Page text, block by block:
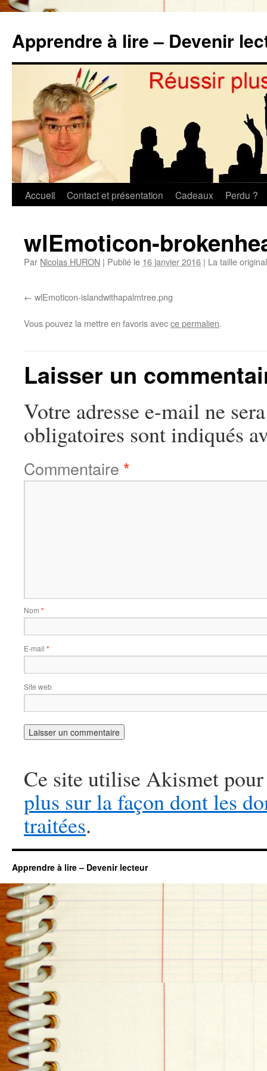
contenu
Apprendre à lire – Devenir
Accueil Contact et présentation Cadeaux Perdu ?
wlEmoticon-
Par Nicolas HURON | Publié le 16 janvier 2016 | La taille
wlEmoticon-islandwithapalmtree.png
Vous pouvez la mettre en favoris avecce permalien.
Laisser un
Votre adresse e-mail ne
obligatoires sont indiqués
Commentaire *
Nom *
E-mail *
Site web
Ce site utilise Akismet
plus sur la façon dont les
traitées.
Apprendre à lire – Devenir lecteur